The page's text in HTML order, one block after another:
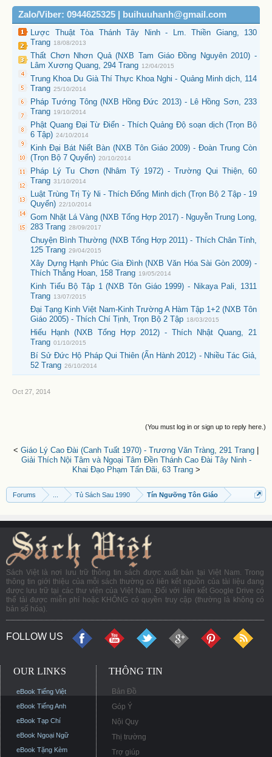
Zalo/Viber: 0944625325 | buihuuhanh@gmail.com
Lược Thuật Tòa Thánh Tây Ninh - Lm. Thiền Giang, 130
Trang 18/08/2013
Thất Chơn Nhơn Quả (NXB Tam Giáo Đồng Nguyên 2010) -
Lâm Xương Quang, 294 Trang 12/04/2015
Trung Khoa Du Già Thí Thực Khoa Nghi - Quảng Minh dịch, 114
Trang 25/10/2014
Pháp Tướng Tông (NXB Hồng Đức 2013) - Lê Hồng Sơn, 233
Trang 19/10/2014
Phật Quang Đại Từ Điển - Thích Quảng Độ soạn dịch (Trọn Bộ
6 Tập) 24/10/2014
Kinh Đại Bát Niết Bàn (NXB Tôn Giáo 2009) - Đoàn Trung Còn
(Trọn Bộ 7 Quyển) 20/10/2014
Pháp Lý Tu Chơn (Nhâm Tý 1972) - Trường Qui Thiện, 60
Trang 31/10/2014
Luật Trùng Trị Tỳ Ni - Thích Đổng Minh dịch (Trọn Bộ 2 Tập - 19
Quyển) 22/10/2014
Gom Nhặt Lá Vàng (NXB Tổng Hợp 2017) - Nguyễn Trung Long,
283 Trang 28/09/2017
Chuyện Bình Thường (NXB Tổng Hợp 2011) - Thích Chân Tính,
125 Trang 29/04/2015
Xây Dựng Hạnh Phúc Gia Đình (NXB Văn Hóa Sài Gòn 2009) -
Thích Thắng Hoan, 158 Trang 19/05/2014
Kinh Tiểu Bộ Tập 1 (NXB Tôn Giáo 1999) - Nikaya Pali, 1311
Trang 13/07/2015
Đại Tạng Kinh Việt Nam-Kinh Trường A Hàm Tập 1+2 (NXB Tôn
Giáo 2005) - Thích Chí Tịnh, Trọn Bộ 2 Tập 18/03/2015
Hiếu Hạnh (NXB Tổng Hợp 2012) - Thích Nhật Quang, 21
Trang 01/10/2015
Bí Sử Đức Hộ Pháp Qui Thiên (Ấn Hành 2012) - Nhiều Tác Giả,
52 Trang 26/10/2014
Oct 27, 2014
(You must log in or sign up to reply here.)
< Giáo Lý Cao Đài (Canh Tuất 1970) - Trương Văn Tràng, 291 Trang
Giải Thích Nội Tâm và Ngoại Tâm Đền Thánh Cao Đài Tây Ninh -
Khai Đạo Phạm Tấn Đãi, 63 Trang>
Forums Tủ Sách Sau 1990 Tín Ngưỡng Tôn Giáo
Sách Việt là nơi lưu trữ thông tin sách được xuất bản tại Việt Nam. Trong
thông tin giới thiệu của mỗi sách thường có liên kết nguồn của tài liệu đang
được lưu trữ tại các thư viện của Việt Nam. Đối với liên kết Google Drive có
thể tải được miễn phí hoặc KHÔNG có quyền truy cập (thường là không có
bản số hóa).
FOLLOW US
OUR LINKS
eBook Tiếng Việt
eBook Tiếng Anh
eBook Tạp Chí
eBook Ngoại Ngữ
eBook Tặng Kèm
THÔNG TIN
Bản Đồ
Góp Ý
Nội Quy
Thị trường
Trợ giúp